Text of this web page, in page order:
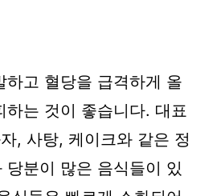
하고 혈당을 급격하게 올
하는 것이 좋습니다. 대표
, 사탕, 케이크와 같은 정
당분이 많은 음식들이 있